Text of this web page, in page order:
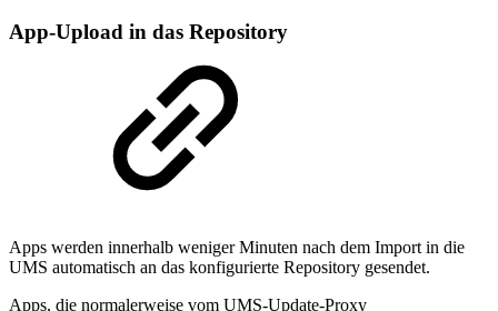
App-Upload in das Repository
Apps werden innerhalb weniger Minuten nach dem Import in die
UMS automatisch an das konfigurierte Repository gesendet.
Apps, die normalerweise vom UMS-Update-Proxy